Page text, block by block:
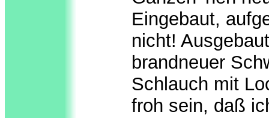
Eingebaut,
nicht!
brandneuer
Schlauch mit
froh sein, daß